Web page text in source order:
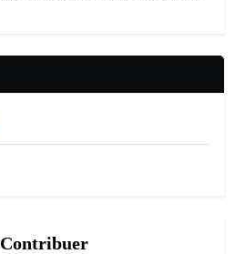
Contribuer